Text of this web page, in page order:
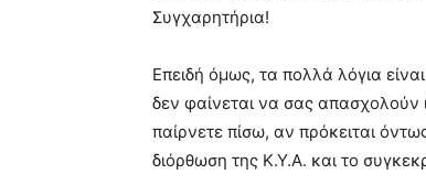
Συγχαρητήρια!
Επειδή όμως, τα πολλά λόγια
δεν φαίνεται να σας απασχολούν
παίρνετε πίσω, αν πρόκειται
διόρθωση της Κ.Υ.Α. και το